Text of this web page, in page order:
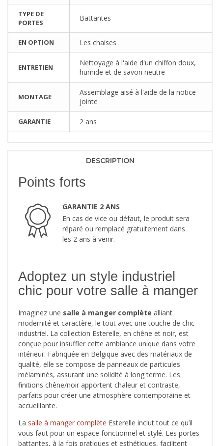
TYPE DE
PORTES
Battantes
EN OPTION Les chaises
ENTRETIEN
Nettoyage à l'aide d'un chiffon doux,
humide et de savon neutre
MONTAGE
Assemblage aisé à l'aide de la notice
jointe
GARANTIE 2 ans
DESCRIPTION
Points forts
GARANTIE 2 ANS
En cas de vice ou défaut, le produit sera
réparé ou remplacé gratuitement dans
les 2 ans à venir.
Adoptez un style industriel
chic pour votre salle à manger
Imaginez une salle à manger complète alliant
modernité et caractère, le tout avec une touche de chic
industriel. La collection Esterelle, en chêne et noir, est
conçue pour insuffler cette ambiance unique dans votre
intérieur. Fabriquée en Belgique avec des matériaux de
qualité, elle se compose de panneaux de particules
mélaminés, assurant une solidité à long terme. Les
finitions chêne/noir apportent chaleur et contraste,
parfaits pour créer une atmosphère contemporaine et
accueillante.
La salle à manger complète Esterelle inclut tout ce qu’il
vous faut pour un espace fonctionnel et stylé. Les portes
battantes, à la fois pratiques et esthétiques, facilitent